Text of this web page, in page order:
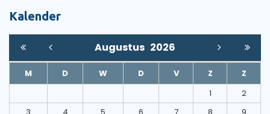
Kalender
Augustus 2026
M D W D V Z
Z
1
2